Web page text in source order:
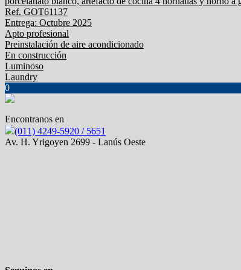
Ref. GOT61137
Entrega: Octubre 2025
Apto profesional
Preinstalación de aire acondicionado
En construcción
Luminoso
Laundry
0
Encontranos en
(011) 4249-5920 / 5651
Av. H. Yrigoyen 2699 - Lanús Oeste